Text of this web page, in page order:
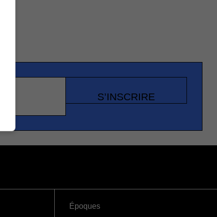
S’INSCRIRE
Époques